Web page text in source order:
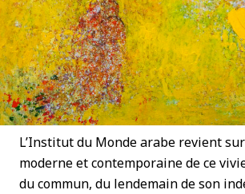
L’Institut du Monde arabe revient
moderne et contemporaine de ce
du commun, du lendemain de son